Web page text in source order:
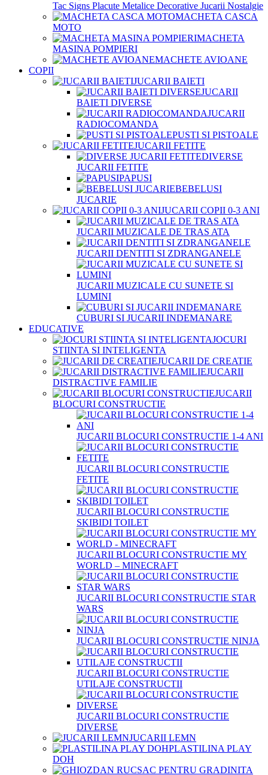
Tac Signs Placute Metalice Decorative Jucarii Nostalgie
MACHETA CASCA
MOTO
MACHETA
MASINA POMPIERI
MACHETE AVIOANE
COPII
JUCARII BAIETI
JUCARII
BAIETI DIVERSE
JUCARII
RADIOCOMANDA
PUSTI SI PISTOALE
JUCARII FETITE
DIVERSE
JUCARII FETITE
PAPUSI
BEBELUSI
JUCARIE
JUCARII COPII 0-3 ANI
JUCARII MUZICALE DE TRAS ATA
JUCARII DENTITI SI ZDRANGANELE
JUCARII MUZICALE CU SUNETE SI
LUMINI
CUBURI SI JUCARII INDEMANARE
EDUCATIVE
JOCURI
STIINTA SI INTELIGENTA
JUCARII DE CREATIE
JUCARII
DISTRACTIVE FAMILIE
JUCARII
BLOCURI CONSTRUCTIE
JUCARII BLOCURI CONSTRUCTIE 1-4 ANI
JUCARII BLOCURI CONSTRUCTIE
FETITE
JUCARII BLOCURI CONSTRUCTIE
SKIBIDI TOILET
JUCARII BLOCURI CONSTRUCTIE MY
WORLD – MINECRAFT
JUCARII BLOCURI CONSTRUCTIE STAR
WARS
JUCARII BLOCURI CONSTRUCTIE NINJA
JUCARII BLOCURI CONSTRUCTIE
UTILAJE CONSTRUCTII
JUCARII BLOCURI CONSTRUCTIE
DIVERSE
JUCARII LEMN
PLASTILINA PLAY
DOH